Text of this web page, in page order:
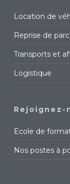
Location de
Reprise de
Transports et
Logistique
Rejoignez-
Ecole de
Nos postes à